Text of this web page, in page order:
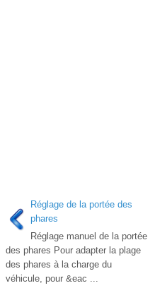
Réglage de la portée des
phares
Réglage manuel de la portée
des phares Pour adapter la plage
des phares à la charge du
véhicule, pour &eac ...